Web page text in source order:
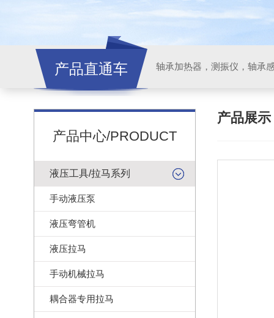
产品直通车 轴承加热器，测振仪，轴承
产品中心/PRODUCT
液压工具/拉马系列
手动液压泵
液压弯管机
液压拉马
手动机械拉马
耦合器专用拉马
产品展示